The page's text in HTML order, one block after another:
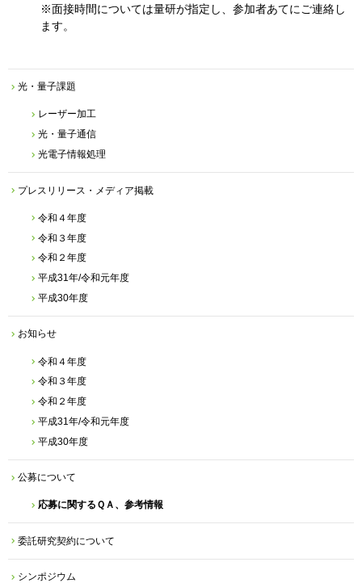
※面接時間については量研が指定し、参加者あてにご連絡し
ます。
光・量子課題
レーザー加工
光・量子通信
光電子情報処理
プレスリリース・メディア掲載
令和４年度
令和３年度
令和２年度
平成31年/令和元年度
平成30年度
お知らせ
令和４年度
令和３年度
令和２年度
平成31年/令和元年度
平成30年度
公募について
応募に関するＱＡ、参考情報
委託研究契約について
シンポジウム